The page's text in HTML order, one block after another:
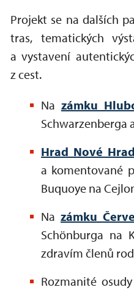
Projekt se na dalších
tras, tematických
a vystavení
z cest.
Na zámku
Schwarzenberga
Hrad Nové
a komentované
Buquoye na
Na zámku
Schönburga na
zdravím členů
Rozmanité